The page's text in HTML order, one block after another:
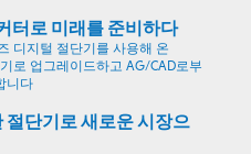
터로 미래를 준비하다
디지털 절단기를 사용해 온
로 업그레이드하고 AG/CAD로부
니다
절단기로 새로운 시장으